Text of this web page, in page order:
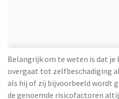
Belangrijk om te weten is dat
overgaat tot zelfbeschadiging
als hij of zij bijvoorbeeld wordt
de genoemde risicofactoren